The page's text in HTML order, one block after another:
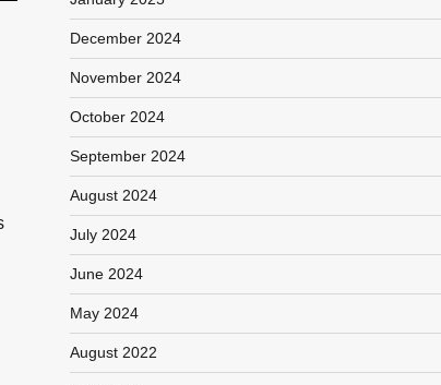
December 2024
November 2024
October 2024
September 2024
August 2024
July 2024
June 2024
May 2024
August 2022